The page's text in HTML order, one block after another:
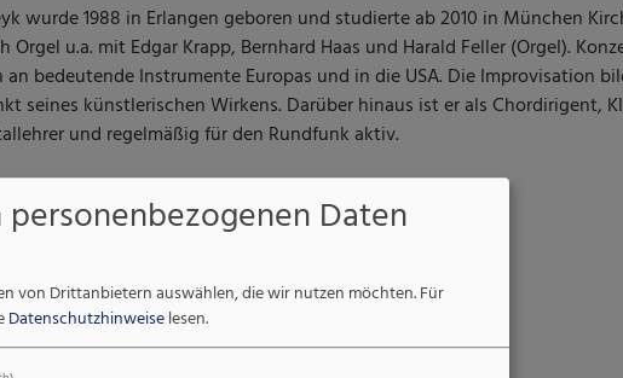
wurde 1988 in Erlangen geboren und studierte ab 2010 in München
Orgel u.a. mit Edgar Krapp, Bernhard Haas und Harald Feller (Orgel).
bedeutende Instrumente Europas und in die USA. Die Improvisation
seines künstlerischen Wirkens. Darüber hinaus ist er als Chordirigent,
und regelmäßig für den Rundfunk aktiv.
Daten
von Drittanbietern auswählen, die wir nutzen möchten.Für
Datenschutzhinweiselesen.